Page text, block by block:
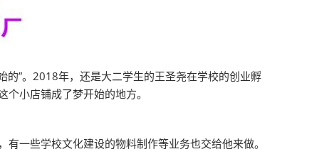
”。2018年，还是大二学生的王圣尧在学校的创业孵
小店铺成了梦开始的地方。
一些学校文化建设的物料制作等业务也交给他来做。